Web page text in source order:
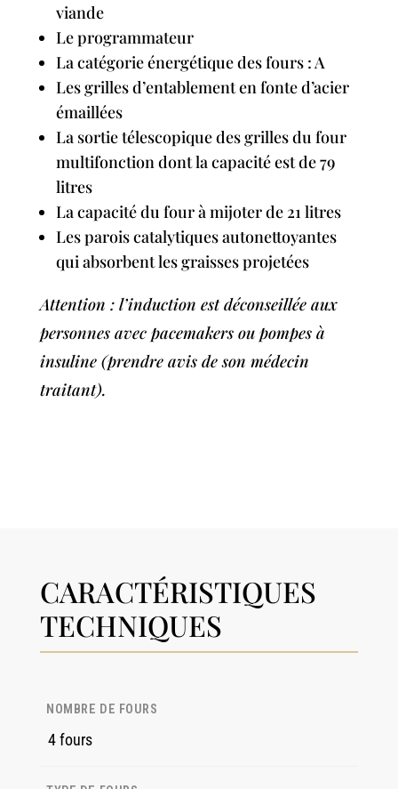
viande
Le programmateur
La catégorie énergétique des fours : A
Les grilles d’entablement en fonte d’acier
émaillées
La sortie télescopique des grilles du four
multifonction dont la capacité est de 79
litres
La capacité du four à mijoter de 21 litres
Les parois catalytiques autonettoyantes
qui absorbent les graisses projetées
Attention : l’induction est déconseillée aux
personnes avec pacemakers ou pompes à
insuline (prendre avis de son médecin
traitant).
CARACTÉRISTIQUES
TECHNIQUES
NOMBRE DE FOURS
4 fours